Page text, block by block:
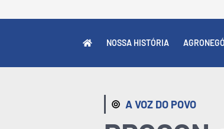
NOSSA HISTÓRIA
A VOZ DO POVO